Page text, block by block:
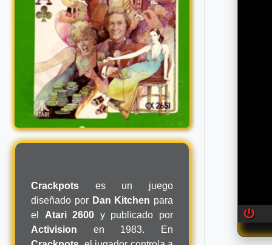
Crackpots es un juego
diseñado por Dan Kitchen para
el Atari 2600 y publicado por
Activision en 1983. En